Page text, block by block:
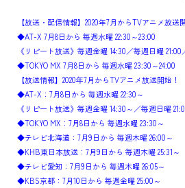
【放送・配信情報】2020年7月からTVアニメ放送
◆AT-X 7月8日から 毎週水曜 22:30～23:00
《リピート放送》毎週金曜 14:30／毎週日曜
◆TOKYO MX 7月8日から 毎週水曜 23:30～24:00
【放送情報】2020年7月からTVアニメ放送開始！
◆AT-X：7月8日から 毎週水曜 22:30～
《リピート放送》毎週金曜 14:30～／毎週日曜
◆TOKYO MX：7月8日から 毎週水曜 23:30～
◆テレビ北海道：7月9日から 毎週木曜 26:00～
◆KHB東日本放送：7月9日から 毎週木曜 25:31～
◆テレビ愛知：7月9日から 毎週木曜 26:05～
◆KBS京都：7月10日から 毎週金曜 25:00～